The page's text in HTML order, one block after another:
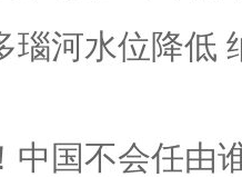
瑙河水位降低
中国不会任由